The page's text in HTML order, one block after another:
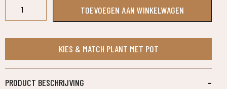
deluxe
kunstplant
aantal
TOEVOEGEN AAN WINKELWAGEN
KIES & MATCH PLANT MET POT
PRODUCT BESCHRIJVING